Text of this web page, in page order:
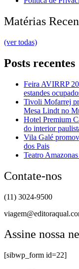
Matérias
(ver todas)
Posts recentes
Feira AVIRRP
estandes
Tivoli Mofarrej
Mesa Lindt no
Hotel Premium
do interior
Vila Galé
dos Pais
Teatro
Contate-nos
(11) 3024-9500
Assine nossa
[sibwp_form id=22]